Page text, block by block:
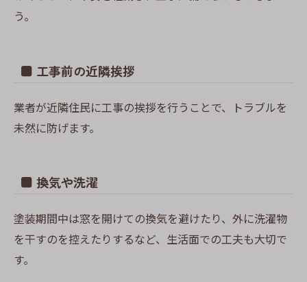
う。
■ 工事前の近隣挨拶
業者が近隣住民に工事の挨拶を行うことで、トラブルを
未然に防げます。
■ 換気や洗濯
塗装期間中は窓を開けての換気を避けたり、外に洗濯物
を干すのを控えたりするなど、生活面での工夫も大切で
す。